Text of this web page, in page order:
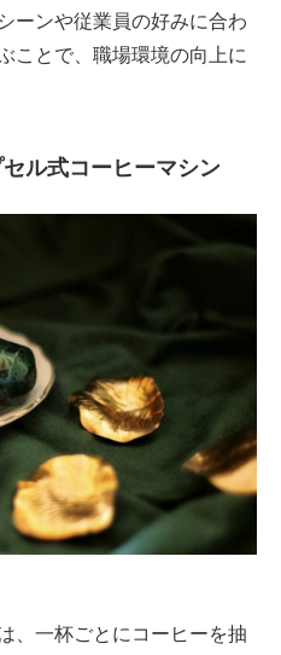
ーンや従業員の好みに合わ
ことで、職場環境の向上に
ル式コーヒーマシン
、一杯ごとにコーヒーを抽